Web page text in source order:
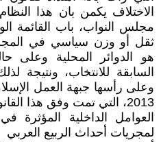
الاختلاف يكمن بان هذا
مجلس النواب، باب القائمة
ثقل أو وزن سياسي في المجلس
هو الدوائر المحلية وعلى
السابقة للانتخاب، ونتيجة
وعلى رأسها جبهة العمل
2013، التي تمت وفق هذا القانون الانتخابي.
العوامل الداخلية المؤثرة
لمجريات أحداث الربيع العربي